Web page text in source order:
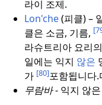
라이 조제.
Lon'che(피클) –
클은 소금, 기름,
라슈트리아 요리
일에는 익지 않은
가 [80]포함됩니다.
무람바- 익지 않은